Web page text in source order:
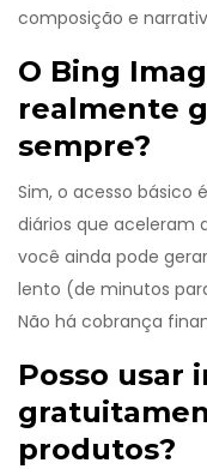
composição e
O Bing
realmente
sempre?
Sim, o acesso básico
diários que aceleram
você ainda pode
lento (de minutos
Não há cobrança
Posso usar
produtos?